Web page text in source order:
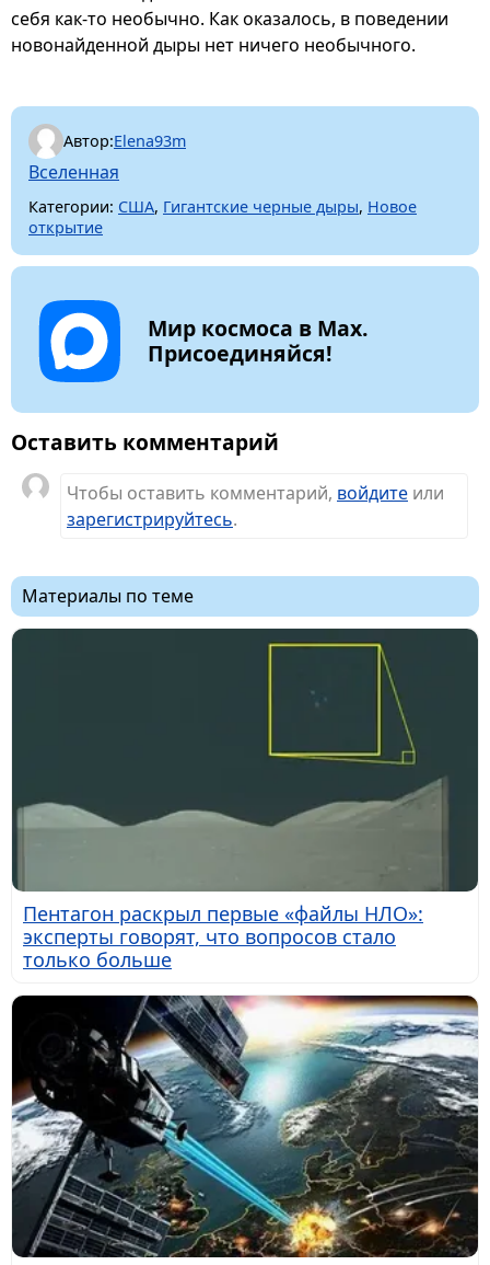
себя как-то необычно. Как оказалось, в поведении
новонайденной дыры нет ничего необычного.
Автор:Elena93m
Вселенная
Категории: США, Гигантские черные дыры, Новое
открытие
Мир космоса в Max.
Присоединяйся!
Оставить комментарий
Чтобы оставить комментарий, войдите или
зарегистрируйтесь.
Материалы по теме
Пентагон раскрыл первые «файлы НЛО»:
эксперты говорят, что вопросов стало
только больше